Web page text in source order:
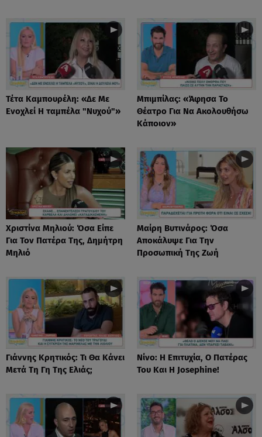
Τέτα Καμπουρέλη: «Δε Mε
Eνοχλεί H ταμπέλα "Νυχού"»
Μπιμπίλας: «Άφησα Το
Θέατρο Για Να Ακολουθήσω
Κάποιον»
Χριστίνα Μηλιού: Όσα Είπε
Για Τον Πατέρα Της, Δημήτρη
Μηλιό
Μαίρη Βυτινάρος: Όσα
Αποκάλυψε Για Την
Προσωπική Της Ζωή
Γιάννης Κρητικός: Τι Θα Κάνει
Μετά Τη Γη Της Ελιάς;
Νίνο: Η Επιτυχία, Ο Πατέρας
Του Και Η Josephine!